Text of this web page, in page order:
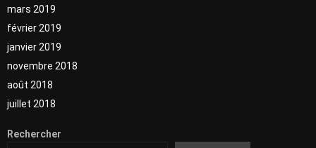
mars 2019
février 2019
janvier 2019
novembre 2018
août 2018
juillet 2018
Rechercher